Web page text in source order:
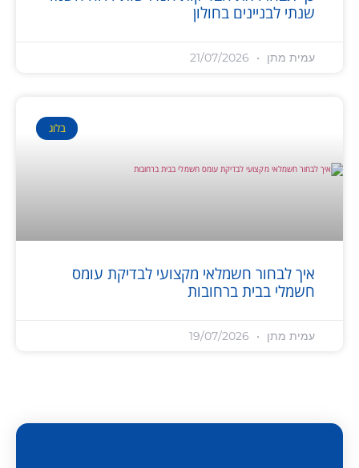
שנתי לבניינים בחולון
עמית מתן
בלוג
איך לבחור חשמלאי מקצועי לבדיקת עומס
חשמלי בבית ברחובות
עמית מתן